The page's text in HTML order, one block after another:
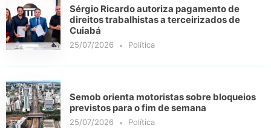
Sérgio Ricardo autoriza pagamento de
direitos trabalhistas a terceirizados de
Cuiabá
25/07/2026 Política
Semob orienta motoristas sobre bloqueios
previstos para o fim de semana
25/07/2026 Política